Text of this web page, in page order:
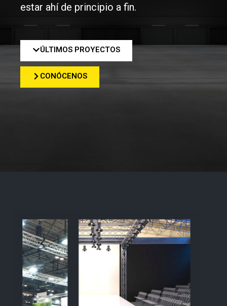
estar ahí de principio a fin.
ÚLTIMOS PROYECTOS
CONÓCENOS